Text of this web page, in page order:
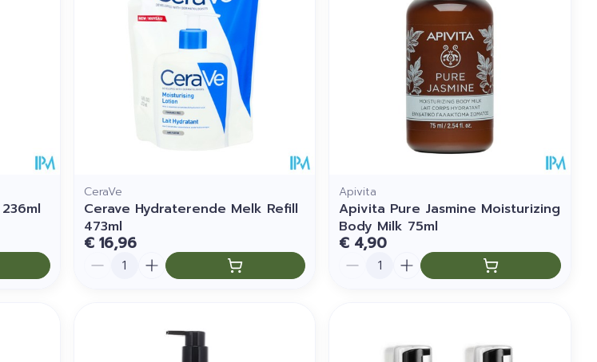
CeraVe
Cerave Hydraterende Melk Refill
473ml
€ 16,96
Aantal
Apivita
Apivita Pure Jasmine Moisturizing
Body Milk 75ml
€ 4,90
Aantal